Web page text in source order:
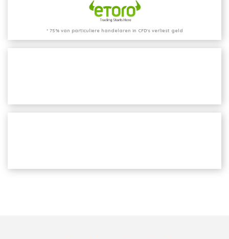
* 75% van particuliere handelaren in CFD's verliest geld